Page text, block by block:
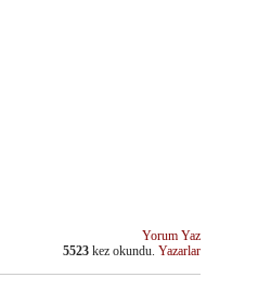
Yorum Yaz
5523 kez okundu. Yazarlar